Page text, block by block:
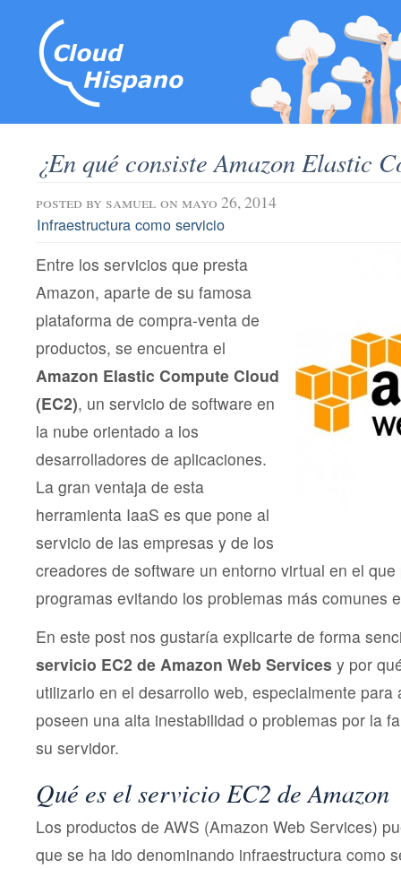
¿En qué consiste Amazon Elastic
posted by samuel on mayo 26, 2014
Infraestructura como servicio
Entre los servicios que presta
Amazon, aparte de su famosa
plataforma de compra-venta de
productos, se encuentra el
Amazon Elastic Compute Cloud
(EC2), un servicio de software en
la nube orientado a los
desarrolladores de aplicaciones.
La gran ventaja de esta
herramienta IaaS es que pone al
servicio de las empresas y de los
creadores de software un entorno virtual en el
programas evitando los problemas más comunes
En este post nos gustaría explicarte de forma
servicio EC2 de Amazon Web Services y por
utilizarlo en el desarrollo web, especialmente
poseen una alta inestabilidad o problemas por la
su servidor.
Qué es el servicio EC2 de Amazon
Los productos de AWS (Amazon Web Services)
que se ha ido denominando infraestructura como